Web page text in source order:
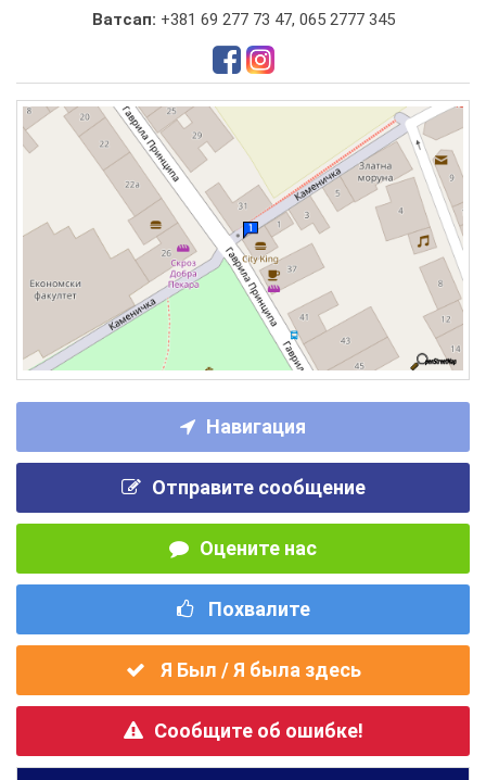
Ватсап: +381 69 277 73 47, 065 2777 345
Навигация
Отправите сообщение
Оцените нас
Похвалите
Я Был / Я была здесь
Сообщите об ошибке!